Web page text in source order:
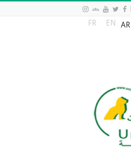
AR
EN
FR